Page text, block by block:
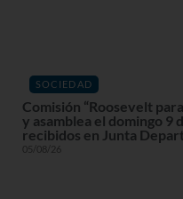
SOCIEDAD
Comisión “Roosevelt
y asamblea el domingo 9
recibidos en Junta
05/08/26